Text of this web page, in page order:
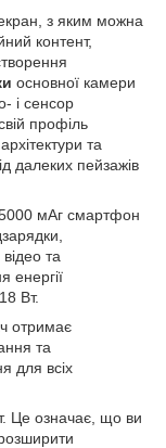
з яким можна
контент,
основної камери
і сенсор
профіль
та
далеких пейзажів
мАг смартфон
та
енергії
Вт.
отримає
та
для всіх
Це означає, що ви